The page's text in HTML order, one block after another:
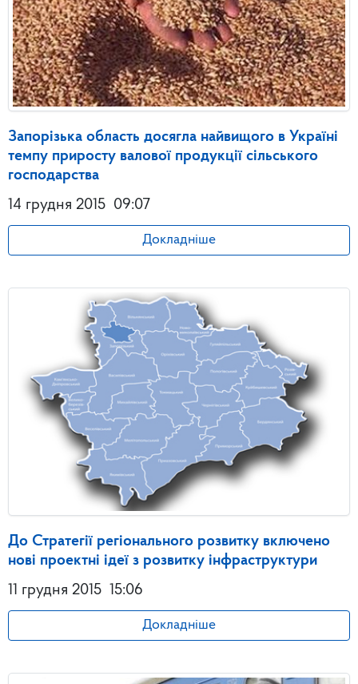
Запорізька область досягла найвищого в Україні
темпу приросту валової продукції сільського
господарства
14 грудня 2015 09:07
Докладніше
До Стратегії регіонального розвитку включено
нові проектні ідеї з розвитку інфраструктури
11 грудня 2015 15:06
Докладніше